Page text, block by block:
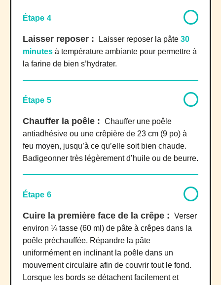
Étape 4
Laisser reposer : Laisser reposer la pâte 30
minutes à température ambiante pour permettre à
la farine de bien s’hydrater.
Étape 5
Chauffer la poêle : Chauffer une poêle
antiadhésive ou une crêpière de 23 cm (9 po) à
feu moyen, jusqu’à ce qu’elle soit bien chaude.
Badigeonner très légèrement d’huile ou de beurre.
Étape 6
Cuire la première face de la crêpe : Verser
environ ¼ tasse (60 ml) de pâte à crêpes dans la
poêle préchauffée. Répandre la pâte
uniformément en inclinant la poêle dans un
mouvement circulaire afin de couvrir tout le fond.
Lorsque les bords se détachent facilement et